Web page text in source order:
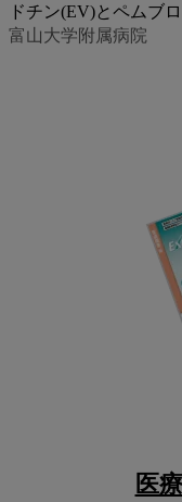
ドチン(EV)とペムブ
富山大学附属病院
医